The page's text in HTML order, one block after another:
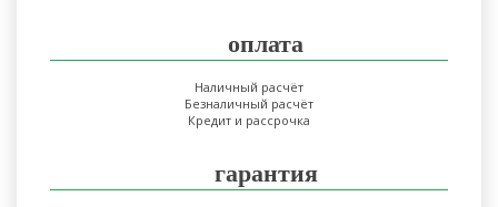
оплата
Наличный расчёт
Безналичный расчёт
Кредит и рассрочка
гарантия